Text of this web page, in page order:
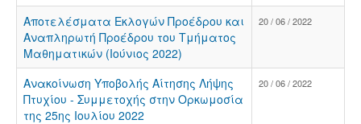
Αποτελέσματα Εκλογών Προέδρου και
Αναπληρωτή Προέδρου του Τμήματος
Μαθηματικών (Ιούνιος 2022)
20 / 06 / 2022
Ανακοίνωση Υποβολής Αίτησης Λήψης
Πτυχίου - Συμμετοχής στην Ορκωμοσία
της 25ης Ιουλίου 2022
20 / 06 / 2022